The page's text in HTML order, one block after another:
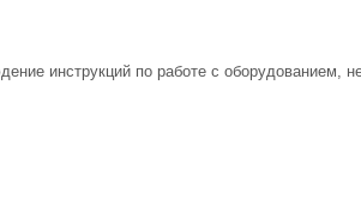
инструкций по работе с оборудованием,